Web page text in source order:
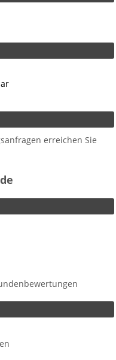
erreichen Sie